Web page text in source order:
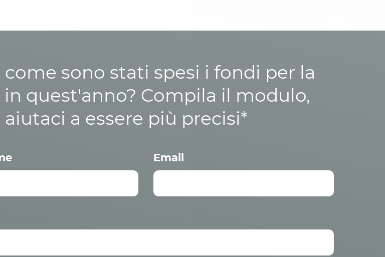
sono stati spesi i fondi per la
quest'anno? Compila il modulo,
aiutaci a essere più precisi*
Email